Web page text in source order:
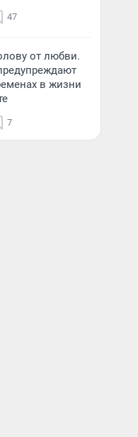
47
от любви.
в жизни
7